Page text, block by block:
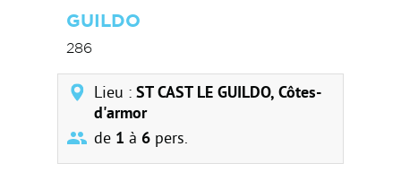
GUILDO
286
Lieu : ST CAST LE GUILDO, Côtes-
d'armor
de 1 à 6 pers.